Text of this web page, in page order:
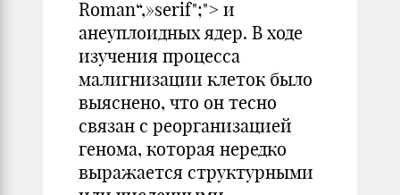
Roman“,»serif";"> и
анеуплоидных ядер. В ходе
изучения процесса
малигнизации клеток было
выяснено, что он тесно
связан с реорганизацией
генома, которая нередко
выражается структурными